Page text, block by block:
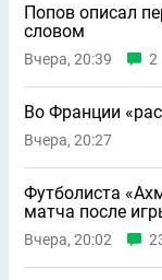
Попов описал
словом
Вчера, 20:39 2
Во Франции
Вчера, 20:27
Футболиста
матча после
Вчера, 20:02